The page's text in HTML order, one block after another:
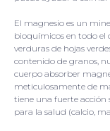
El magnesio es un
bioquímicos en todo el
verduras de hojas
contenido de granos,
cuerpo absorber
meticulosamente de
tiene una fuerte acción
para la salud (calcio,